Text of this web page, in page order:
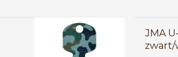
JMA
zwart/